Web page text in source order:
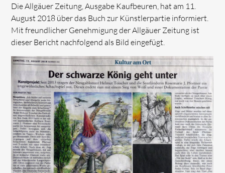
Die Allgäuer Zeitung, Ausgabe Kaufbeuren, hat am 11.
August 2018 über das Buch zur Künstlerpartie informiert.
Mit freundlicher Genehmigung der Allgäuer Zeitung ist
dieser Bericht nachfolgend als Bild eingefügt.